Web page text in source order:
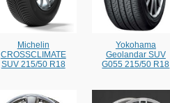
Michelin
CROSSCLIMATE
SUV 215/50 R18
Yokohama
Geolandar SUV
G055 215/50 R18